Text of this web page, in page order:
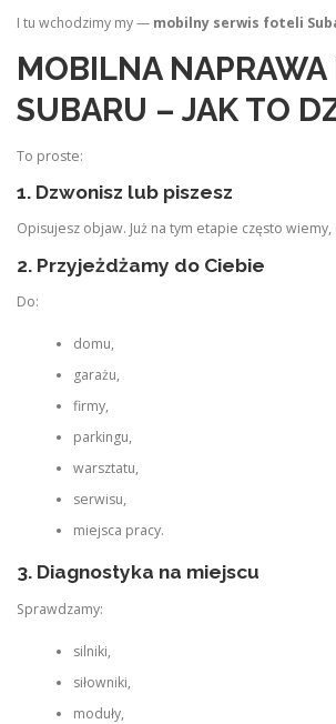
I tu wchodzimy my — mobilny serwis foteli
MOBILNA NAPRAWA
SUBARU – JAK TO
To proste:
1. Dzwonisz lub piszesz
Opisujesz objaw. Już na tym etapie często
2. Przyjeżdżamy do Ciebie
Do:
domu,
garażu,
firmy,
parkingu,
warsztatu,
serwisu,
miejsca pracy.
3. Diagnostyka na miejscu
Sprawdzamy:
silniki,
siłowniki,
moduły,